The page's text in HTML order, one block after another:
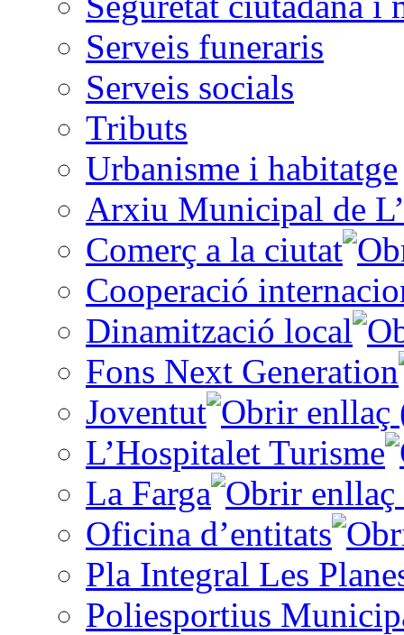
Serveis funeraris
Serveis socials
Tributs
Urbanisme i habitatge
Arxiu Municipal de
Comerç a la ciutat
Cooperació
Dinamització local
Fons Next Generation
Joventut
L’Hospitalet Turisme
La Farga
Oficina d’entitats
Pla Integral Les
Poliesportius